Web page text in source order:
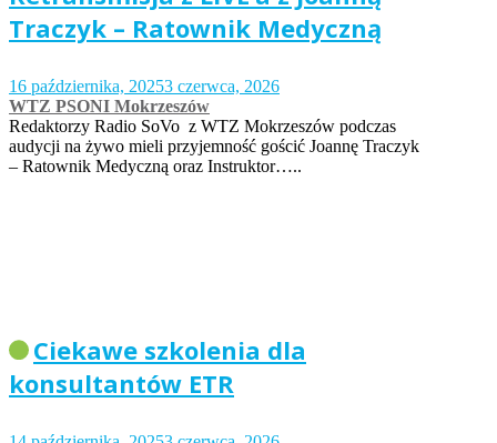
Traczyk – Ratownik Medyczną
16 października, 20253 czerwca, 2026
WTZ PSONI Mokrzeszów
Redaktorzy Radio SoVo z WTZ Mokrzeszów podczas
audycji na żywo mieli przyjemność gościć Joannę Traczyk
– Ratownik Medyczną oraz Instruktor…..
Ciekawe szkolenia dla
konsultantów ETR